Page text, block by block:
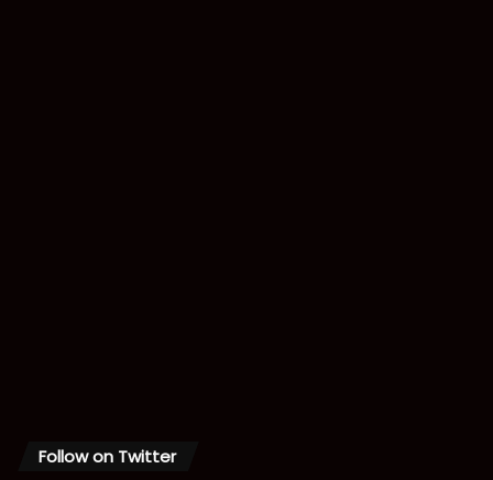
Follow on Twitter